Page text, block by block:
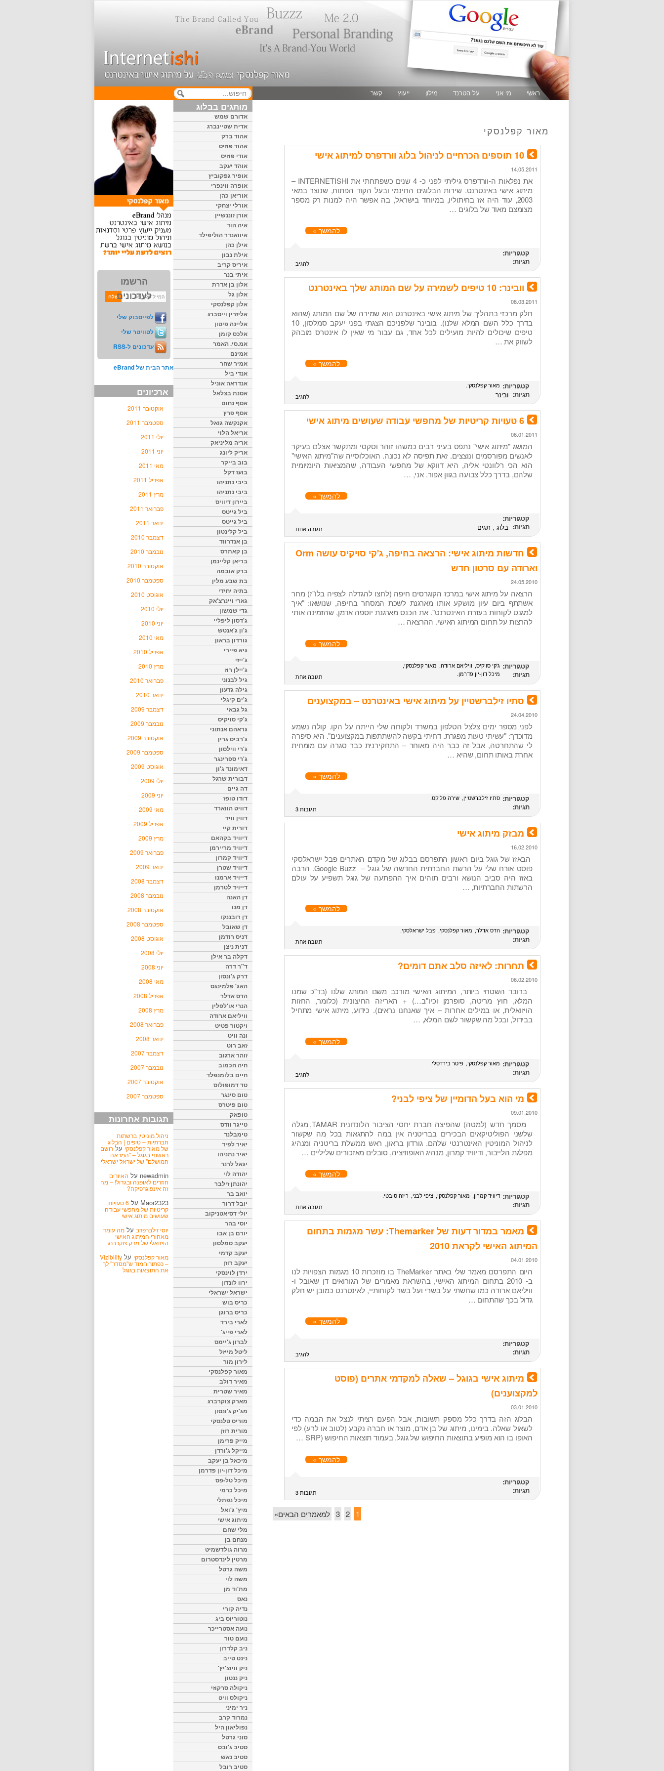
ראשי מי אני על הטרנד מילון ייעוץ קשר
מאור קפלנסקי
10 תוספים הכרחיים לניהול בלוג וורדפרס למיתוג אישי
14.05.2011
את נפלאות ה-וורדפרס גיליתי לפני כ- 4 שנים כשפתחתי את INTERNETISHI –
מיתוג אישי באינטרנט. שירות הבלוגים החינמי ובעל הקוד הפתוח, שנוצר במאי
2003, עוד היה אז בחיתוליו, במיוחד בישראל, בה אפשר היה למנות רק מספר
מצומצם מאוד של בלוגים …
להמשך »
קטגוריות:
תגיות:
להגיב
וובינר: 10 טיפים לשמירה על שם המותג שלך באינטרנט
08.03.2011
חלק מרכזי בתהליך של מיתוג אישי באינטרנט הוא שמירה של שם המותג (שהוא
בדרך כלל השם המלא שלנו). בובינר שלפניכם הצגתי בפני יעקב סמלסון, 10
טיפים שיכולים להיות מועילים לכל אחד, גם עבור מי שאין לו אינטרס מובהק
לשווק את …
להמשך »
קטגוריות: מאור קפלנסקי
תגיות: ובינר להגיב
6 טעויות קריטיות של מחפשי עבודה שעושים מיתוג אישי
06.01.2011
המושג "מיתוג אישי" נתפס בעיני רבים כמשהו זוהר וסקסי ומתקשר אצלם בעיקר
לאנשים מפורסמים ונוצצים. זאת תפיסה לא נכונה. האוכלוסייה שה"מיתוג האישי"
הוא הכי רלוונטי אליה, היא דווקא של מחפשי העבודה, שהמציאות היומיומית
שלהם, בדרך כלל צבועה בגוון אפור. אני, …
להמשך »
קטגוריות:
תגיות: בלוג , תגים תגובה אחת
חדשות מיתוג אישי: הרצאה בחיפה, ג'קי סויקיס עושה Orm
וארודה עם סרטון חדש
24.05.2010
הרצאה על מיתוג אישי במרכז הקוגרסים חיפה (לחצו להגדלה לצפיה בלו"ז) מחר
אשתתף ביום עיון מושקע אותו מארגנת לשכת המסחר בחיפה, שנושאו: "איך
למגנט לקוחות בעזרת האינטרנט". את הכנס מארגנת יוספה אדמן, שהזמינה אותי
להרצות על תחום המיתוג האישי. ההרצאה …
להמשך »
קטגוריות: ג'קי סויקיס וויליאם ארודה מאור קפלנסקי
מיכל דון-יון פדרמן
תגיות: תגובה אחת
סתיו זילברשטיין על מיתוג אישי באינטרנט – במקצוענים
24.04.2010
לפני מספר ימים צלצל הטלפון במשרד ולקוחה שלי הייתה על הקו. קולה נשמע
מדוכדך: "עשיתי טעות מפגרת. דחיתי בקשה להשתתפות במקצוענים". היא סיפרה
לי שהתחרטה, אבל זה כבר היה מאוחר – התחקירנית כבר סגרה עם מומחית
אחרת באותו תחום, שהיא …
להמשך »
קטגוריות: סתיו זילברשטיין שירה פליקס
תגיות: תגובות 3
מבזק מיתוג אישי
16.02.2010
הבאזז של גוגל ביום ראשון התפרסם בבלוג של מקדם האתרים פבל ישראלסקי
פוסט אורח שלי על הרשת החברתית החדשה של גוגל – Google Buzz. הרבה
באזז היה סביב הנושא ורבים תוהים איך ההפתעה של גוגל תשפיע על עולם
הרשתות החברתיות, …
להמשך »
קטגוריות: הדס אדלר מאור קפלנסקי פבל ישראלסקי
תגיות: תגובה אחת
תחרות: לאיזה סלב אתם דומים?
06.02.2010
ברובד השטחי ביותר, המיתוג האישי מורכב משם המותג שלנו (בד"כ שמנו
המלא, חוץ מריטה, סופרמן וכיו"ב…) + האריזה החיצונית (כלומר, החזות
הויזואלית, או במילים אחרות – איך שאנחנו נראים). כידוע, מיתוג אישי מתחיל
בבידול, ובכל מה שקשור לשם המלא, …
להמשך »
קטגוריות: מאור קפלנסקי פיטר בירדסלי
תגיות: להגיב
מי הוא בעל הדומיין של ציפי לבני?
09.01.2010
מסמך חדש (למטה) שהפיצה חברת יחסי הציבור הלונדונית TAMAR, מגלה
שלשני הפוליטיקאים הבכירים בבריטניה אין במה להתגאות בכל מה שקשור
לניהול המוניטין האינטרנטי שלהם. גורדון בראון, ראש ממשלת בריטניה ומנהיג
מפלגת הלייבור, ודיוויד קמרון, מנהיג האופוזיציה, סובלים מאזכורים שליליים …
להמשך »
קטגוריות: דיוויד קמרון מאור קפלנסקי ציפי לבני ריזה סובטי
תגיות: תגובה אחת
מאמר במדור דעות של Themarker: עשר מגמות בתחום
המיתוג האישי לקראת 2010
04.01.2010
היום התפרסם מאמר שלי באתר TheMarker בו מוזכרות 10 מגמות הצפויות לנו
ב- 2010 בתחום המיתוג האישי, בהשראת מאמרים של הגורואים דן שאובל ו-
וויליאם ארודה כמו שחשתי על בשרי ועל בשר לקוחותיי, לאינטרנט כמובן יש חלק
גדול בכך שהתחום …
להמשך »
קטגוריות:
תגיות:
להגיב
מיתוג אישי בגוגל – שאלה למקדמי אתרים (פוסט
למקצוענים)
03.01.2010
הבלוג הזה בדרך כלל מספק תשובות, אבל הפעם רציתי לנצל את הבמה כדי
לשאול שאלה. בימינו, מיתוג של בן אדם, מוצר או חברה נקבע (לטוב או לרע) לפי
האופו בו הוא מופיע בתוצאות החיפוש של גוגל. בעמוד תוצאות החיפוש (SRP …
להמשך »
קטגוריות:
תגיות:
תגובות 3
1
2
3 למאמרים הבאים»
הרשמו
לעדכונים
לפייסבוק שלי
לטוויטר שלי
עדכונים ל-RSS
אתר הבית של eBrand
ארכיונים
אוקטובר 2011
ספטמבר 2011
יולי 2011
יוני 2011
מאי 2011
אפריל 2011
מרץ 2011
פברואר 2011
ינואר 2011
דצמבר 2010
נובמבר 2010
אוקטובר 2010
ספטמבר 2010
אוגוסט 2010
יולי 2010
יוני 2010
מאי 2010
אפריל 2010
מרץ 2010
פברואר 2010
ינואר 2010
דצמבר 2009
נובמבר 2009
אוקטובר 2009
ספטמבר 2009
אוגוסט 2009
יולי 2009
יוני 2009
מאי 2009
אפריל 2009
מרץ 2009
פברואר 2009
ינואר 2009
דצמבר 2008
נובמבר 2008
אוקטובר 2008
ספטמבר 2008
אוגוסט 2008
יולי 2008
יוני 2008
מאי 2008
אפריל 2008
מרץ 2008
פברואר 2008
ינואר 2008
דצמבר 2007
נובמבר 2007
אוקטובר 2007
ספטמבר 2007
תגובות אחרונות
ניהול מוניטין ברשתות
חברתיות – טיפים | הבלוג
של מאור קפלנסקיעל רושם
ראשוני בגוגל – "המראה
המושלם" של ישראל ישראלי
newadmin על האיורים
חוזרים לאופנה ובגדול! – מה
זה אינפוגרפיקה?
Maor2323 על 6 טעויות
קריטיות של מחפשי עבודה
שעושים מיתוג אישי
יוסי זילברפרב על מה עומד
מאחורי המיתוג האישי
הויזואלי של מרק צוקרברג
מאור קפלנסקי על Vizibility
– כפתור חמוד ש"מסדר" לך
את התוצאות בגוגל
מותגים בבלוג
אדורם שמש
אדית שטיינברג
אהוד ברק
אהוד פוזיס
אודי פוזיס
אוהד יעקב
אופיר גפקוביץ
אופרה ווינפרי
אוריאן כהן
אורלי יצחקי
אורן זוננשיין
איה הוד
איוואנדר הוליפילד
אילן כהן
אילת נבון
איריס קריב
איתי בנר
אלון בן אדרת
אלון גל
אלון קפלנסקי
אליזרין וייסברג
אליינה פיטון
אלכס קומן
אמ.סי. האמר
אמינם
אמיר שחר
אנדי ביל
אנדראה אוניל
אסנת בצלאל
אסף נחום
אסף פרץ
אקנקשה גואל
אריאל הלוי
אריה מליניאק
אריק ליונג
בוב בייקר
בועז דקל
ביבי נתניהו
ביבי נתניהו
ביירון דיוויס
ביל גייטס
ביל גייטס
ביל קלינטון
בן אנדרווד
בן קאתרס
בריאן קליינמן
ברק אובמה
בת שבע מלין
בתיה יחידי
גארי ויינרצ'אק
גדי שמשון
ג'דסון ליפליי
ג'ון ג'אנטש
גורדון בראון
גיא פיירי
ג'ייזי
ג'יילן רוז
גיל לבנוני
גילה גדעון
ג'ים קיגלי
גל גבאי
ג'קי סויקיס
גראהם אנתוני
ג'רביס גרין
ג'רי ווילסון
ג'רי ספרינגר
דאימונד ג'ון
דבורית שרגל
דה גיים
דודו טופז
דוויט הווארד
דווין וויד
דורית קיי
דיוויד בקהאם
דיוויד מריירמן
דיוויד קמרון
דיוויד שטרן
דייויד ארמנו
דייויד לטרמן
דן האנה
דן מנו
דן רובננקו
דן שאובל
דניס רודמן
דנית ניצן
דקלה בר אילן
ד"ר דרה
דרק ג'ונסון
האג' פלמינגס
הדס אדלר
הנרי או'לפלין
וויליאם ארודה
ויקטור פטיט
ונה וויט
זאב רוט
זוהר ארגוב
חיה חכמוב
חיים בלומנפלד
טד דמופולוס
טום סינגר
טום פיטרס
טופאק
טייגר וודס
טימבלנד
יאיר לפיד
יאיר נתניהו
יגאל לרנר
יהודה לוי
יהונתן זילבר
יואב בר
יובל דרור
יולי דסיאטניקוב
יוסי בהר
יורם בן אבו
יעקב סמלסון
יעקב קדמי
יעקב רוזן
ירדן לוינסקי
ירוו לונדון
ישראל ישראלי
כריס בוש
כריס ברוגן
לארי בירד
לארי פייג'
לברון ג'יימס
ליטל מייזל
לירון מור
מאור קפלנסקי
מאיר דולב
מאיר שטרית
מארק צוקרברג
מג'יק ג'ונסון
מוריס טלנסקי
מורית רוזן
מייק פרימן
מייקל ג'ורדן
מיכאל בן יעקב
מיכל דון-יון פדרמן
מיכל טל-פס
מיכל כרמי
מיכל נפתלי
מיץ' ג'ואל
מיתוג אישי
מלי שחם
מנחם בן
מרוה גולדשמיט
מרטין לינדסטרום
משה גרטל
משה לוי
מת'וד מן
נאס
נדיה קורי
נוטוריוס ביג
נועה אסטרייכר
נועם טור
ניב קלדרון
נינט טייב
ניק וויוצ'יץ'
ניק ננטון
ניקולה סרקוזי
ניקולס וויט
ניר ימיני
נמרוד קרב
נפוליאון היל
סוני גרטל
סטיב ג'ובס
סטיב נאש
סטיב רובל